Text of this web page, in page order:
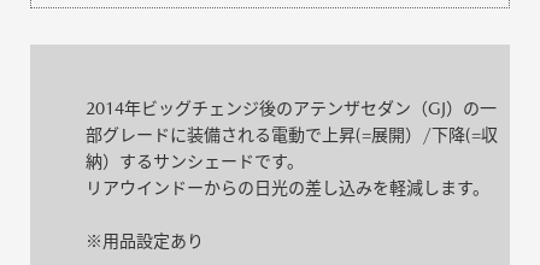
2014年ビッグチェンジ後のアテンザセダン（GJ）の一
部グレードに装備される電動で上昇(=展開）/下降(=収
納）するサンシェードです。
リアウインドーからの日光の差し込みを軽減します。
※用品設定あり